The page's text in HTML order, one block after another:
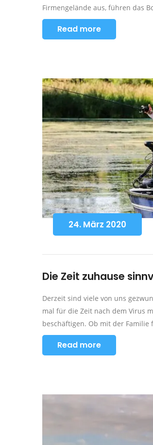
Firmengelände aus, führen das
Read more
24. März 2020
Die Zeit zuhause
Derzeit sind viele von uns
mal für die Zeit nach dem Virus
beschäftigen. Ob mit der
Read more